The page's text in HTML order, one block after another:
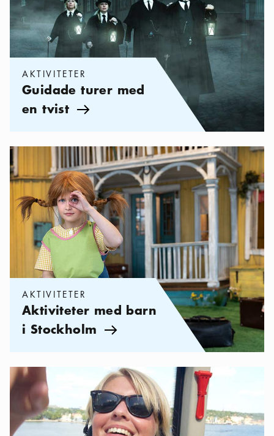
AKTIVITETER
Guidade turer med
en tvist Pil ikon
Kategorier: Aktiviteter , Aktiviteter med barn i Stockholm
AKTIVITETER
Aktiviteter med barn
i Stockholm Pil ikon
Kategorier: Sevärdheter, Sightseeing med buss